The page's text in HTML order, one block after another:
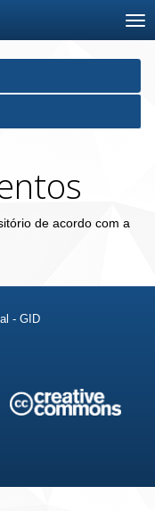
de acordo com a
- GID